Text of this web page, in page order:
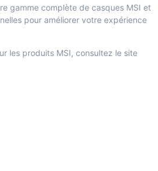
gamme complète de casques MSI et
pour améliorer votre expérience
les produits MSI, consultez le site